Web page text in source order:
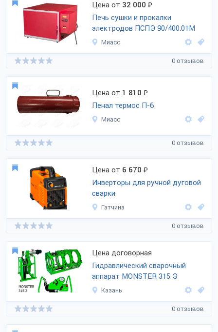
Цена от 32 000 ₽
Печь сушки и прокалки
электродов ПСПЭ 90/400.01M
Миасс
0 отзывов
Цена от 1 810 ₽
Пенал термос П-6
Миасс
0 отзывов
Цена от 6 670 ₽
Инверторы для ручной дуговой
сварки
Гатчина
0 отзывов
Цена договорная
Гидравлический сварочный
аппарат MONSTER 315 Э
Казань
0 отзывов